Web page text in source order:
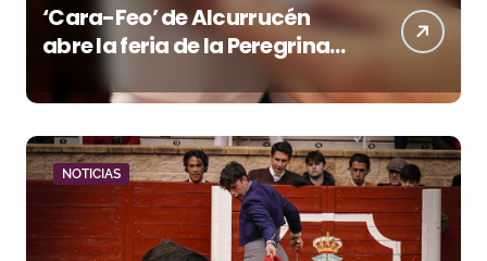
‘Cara-Feo’ de Alcurrucén
abre la feria de la Peregrina
NOTICIAS